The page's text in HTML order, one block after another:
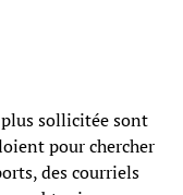
sollicitée sont
pour chercher
des courriels